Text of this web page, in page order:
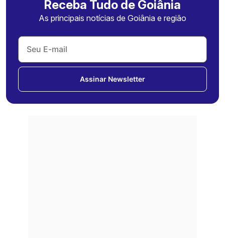
Receba Tudo de Goiânia
As principais notícias de Goiânia e região
Assinar Newsletter